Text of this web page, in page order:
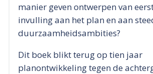
manier geven ontwerpen van
invulling aan het plan en aan
duurzaamheidsambities?
Dit boek blikt terug op tien jaar
planontwikkeling tegen de